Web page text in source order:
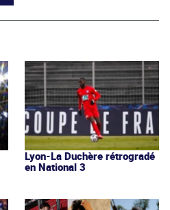
Lyon-La Duchère rétrogradé
en National 3